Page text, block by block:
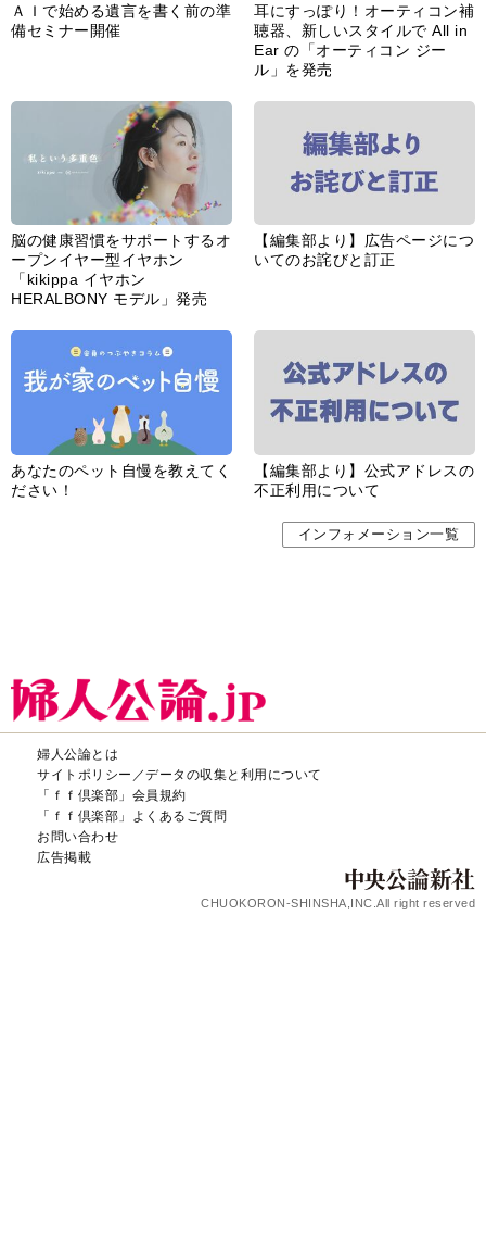
ＡＩで始める遺言を書く前の準
備セミナー開催
耳にすっぽり！オーティコン補
聴器、新しいスタイルで All in
Ear の「オーティコン ジー
ル」を発売
脳の健康習慣をサポートするオ
ープンイヤー型イヤホン
「kikippa イヤホン
HERALBONY モデル」発売
【編集部より】広告ページにつ
いてのお詫びと訂正
あなたのペット自慢を教えてく
ださい！
【編集部より】公式アドレスの
不正利用について
インフォメーション一覧
婦人公論とは
サイトポリシー／データの収集と利用について
「ｆｆ倶楽部」会員規約
「ｆｆ倶楽部」よくあるご質問
お問い合わせ
広告掲載
CHUOKORON-SHINSHA,INC.All right reserved